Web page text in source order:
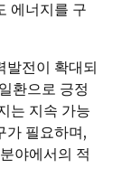
에너지를 구
발전이 확대되
환으로 긍정
는 지속 가능
가 필요하며,
야에서의 적